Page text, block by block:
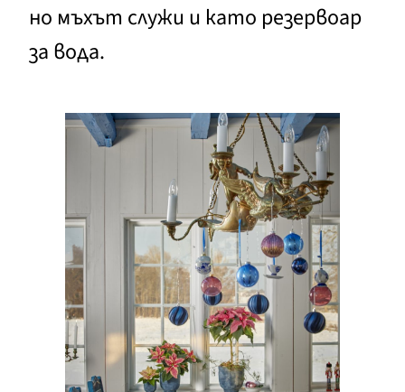
но мъхът служи и като резервоар
за вода.